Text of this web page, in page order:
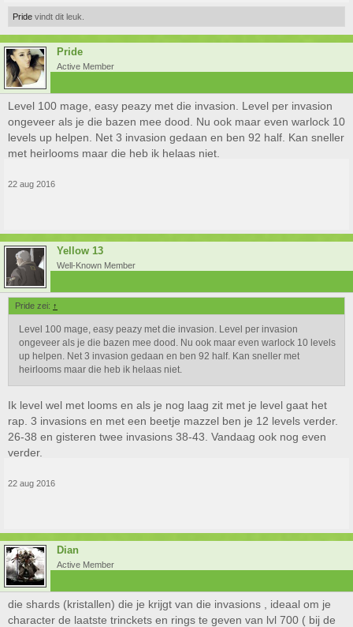
Pride vindt dit leuk.
Pride
Active Member
Level 100 mage, easy peazy met die invasion. Level per invasion
ongeveer als je die bazen mee dood. Nu ook maar even warlock 10
levels up helpen. Net 3 invasion gedaan en ben 92 half. Kan sneller
met heirlooms maar die heb ik helaas niet.
22 aug 2016
Yellow 13
Well-Known Member
Pride zei: ↑
Level 100 mage, easy peazy met die invasion. Level per invasion
ongeveer als je die bazen mee dood. Nu ook maar even warlock 10 levels
up helpen. Net 3 invasion gedaan en ben 92 half. Kan sneller met
heirlooms maar die heb ik helaas niet.
Ik level wel met looms en als je nog laag zit met je level gaat het
rap. 3 invasions en met een beetje mazzel ben je 12 levels verder.
26-38 en gisteren twee invasions 38-43. Vandaag ook nog even
verder.
22 aug 2016
Dian
Active Member
die shards (kristallen) die je krijgt van die invasions , ideaal om je
character de laatste trinckets en rings te geven van lvl 700 ( bij de